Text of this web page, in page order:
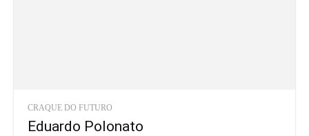
CRAQUE DO FUTURO
Eduardo Polonato